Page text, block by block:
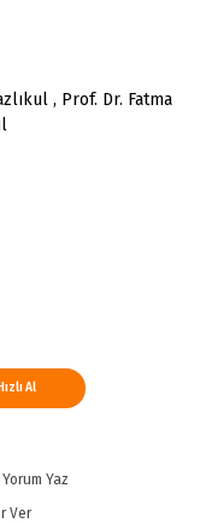
, Prof. Dr. Fatma
Hızlı Al
Yorum Yaz
Ver